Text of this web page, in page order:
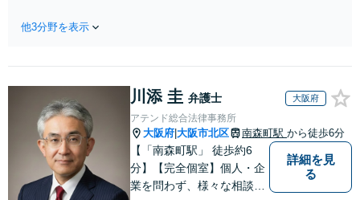
負担を軽減「弁護
士の交渉で慰謝料
金額アップ／減額
交渉も対応可」
【完全個室対応】
報開示請求をおこ
お店の風評被害対
策／売り上げ低下
防止のために尽
力」加害者側の対
応可：開示請求の
意見照会が来たと
きの対処法、被害
他3分野を表示
川添 圭 弁護士 大阪府
アテンド総合法律事務所
大阪府 大阪市北区 南森町駅 から徒歩6分
【「南森町駅」 徒歩約6
分】【完全個室】個人・企
業を問わず、様々な相談を
詳細を見
る